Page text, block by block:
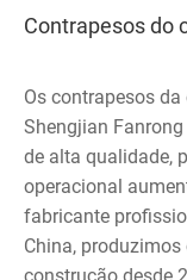
Contrapesos do
Os contrapesos
Shengjian
de alta qualidade,
operacional
fabricante
China,